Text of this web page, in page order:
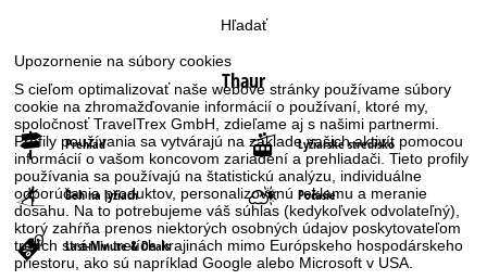
Upozornenie na súbory cookies
S cieľom optimalizovať naše webové stránky používame súbory
cookie na zhromažďovanie informácií o používaní, ktoré my,
spoločnosť TravelTrex GmbH, zdieľame aj s našimi partnermi.
Profily používania sa vytvárajú na základe vašich aktivít pomocou
informácií o vašom koncovom zariadení a prehliadači. Tieto profily
používania sa používajú na štatistickú analýzu, individuálne
odporúčania produktov, personalizovanú reklamu a meranie
dosahu. Na to potrebujeme váš súhlas (kedykoľvek odvolateľný),
ktorý zahŕňa prenos niektorých osobných údajov poskytovateľom
tretích strán v tretích krajinách mimo Európskeho hospodárskeho
priestoru, ako sú napríklad Google alebo Microsoft v USA.
Hľadať
Thaur
Prehľad Lyžiarske stredisko
Beh na lyžiach Počasie
Last-Minute & Deals